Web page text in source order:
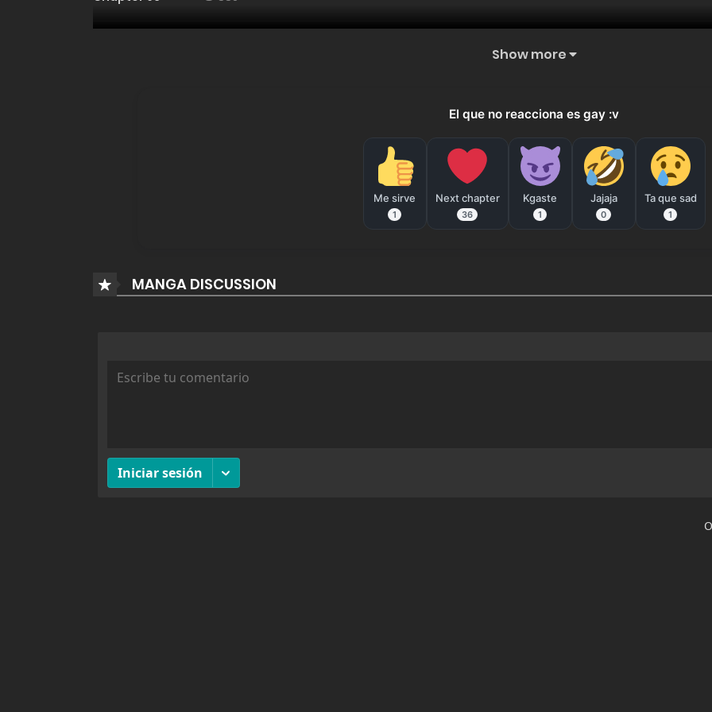
Chapter 90 747
Chapter 88 806
Chapter 86 766
Show more
El que no reacciona es gay :v
Me sirve
1
Next chapter
36
Kgaste
1
Jajaja
0
Ta que sad
1
MANGA DISCUSSION